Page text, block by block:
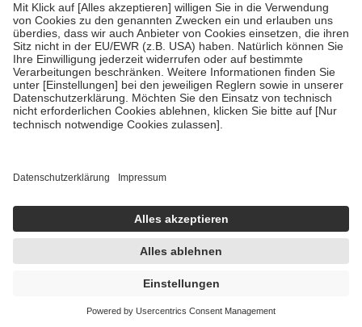
fallenkeine Zuzahlungenan bei:
• Kindern und Jugendlichen bis zum vollendeten 18. Lebensjahr
mit Ausnahme der Fahrkosten
• Untersuchungen zur Vorsorge und Früherkennung, die von der
GKV getragen werden
• empfohlenen Schutzimpfungen
• Harn- und Blutteststreifen
getroffen, um sicherzustellen, dass es sich um echte Bewertungen
https://help.etrusted.com/hc/de/articles/4419944605341
Einige Bilder und Inhalte wurden unter Zuhilfenahme künstlicher